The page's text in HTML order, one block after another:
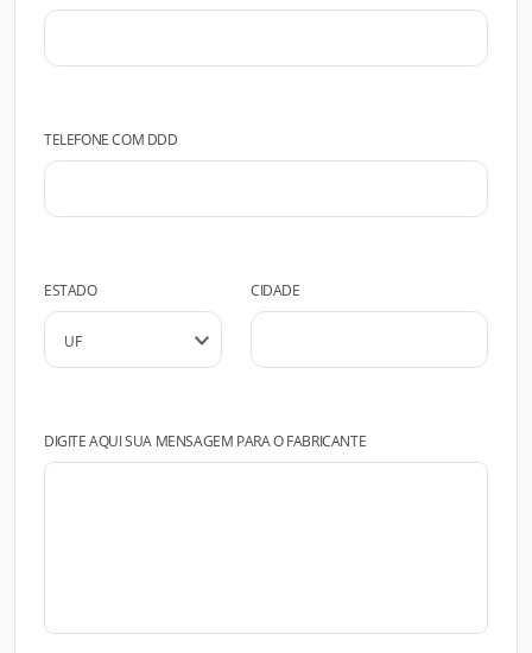
TELEFONE COM DDD
ESTADO CIDADE
DIGITE AQUI SUA MENSAGEM PARA O FABRICANTE